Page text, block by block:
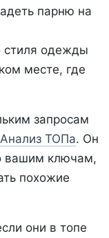
парню на
стиля одежды
месте, где
запросам
Анализ ТОПа. Он
вашим ключам,
похожие
они в топе